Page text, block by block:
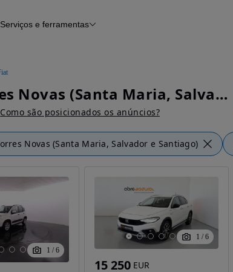
Serviços e ferramentas
Fiat Torres Novas (Santa Maria, Salvador e Santiago) - Carros
Como são posicionados os anúncios?
Novas (Santa Maria, Salvador e Santiago)
1 / 6
1 / 6
15 250 EUR